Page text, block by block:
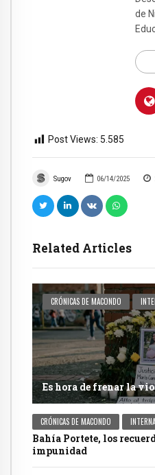
Sugov 06/14/2025
Related Articles
CRÓNICAS DE MACONDO
Es hora de frenar la
CRÓNICAS DE MACONDO
Bahía Portete, los
impunidad
de
Post Views: 5.585